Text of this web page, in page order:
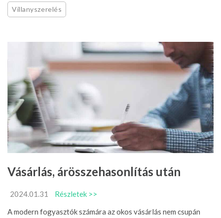
Villanyszerelés
Vásárlás, árösszehasonlítás után
2024.01.31
Részletek >>
A modern fogyasztók számára az okos vásárlás nem csupán